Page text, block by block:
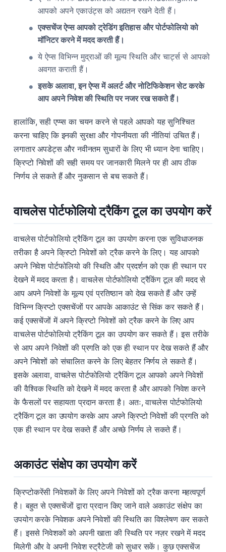
आपको अपने एकाउंट्स को अद्यतन रखने देती हैं।
एक्सचेंज ऐप्स आपको ट्रेडिंग इतिहास और पोर्टफोलियो को
मॉनिटर करने में मदद करती हैं।
ये ऐप्स विभिन्न मुद्राओं की मूल्य स्थिति और चार्ट्स से आपको
अवगत कराती हैं।
इसके अलावा, इन ऐप्स में अलर्ट और नोटिफिकेशन सेट करके
आप अपने निवेश की स्थिति पर नजर रख सकते हैं।
हालांकि, सही एप्प्स का चयन करने से पहले आपको यह सुनिश्चित
करना चाहिए कि इनकी सुरक्षा और गोपनीयता की नीतियां उचित हैं।
लगातार अपडेट्स और नवीनतम सुधारों के लिए भी ध्यान देना चाहिए।
क्रिप्टो निवेशों की सही समय पर जानकारी मिलने पर ही आप ठीक
निर्णय ले सकते हैं और नुकसान से बच सकते हैं।
वाचलेस पोर्टफोलियो ट्रैकिंग टूल का उपयोग करें
वाचलेस पोर्टफोलियो ट्रैकिंग टूल का उपयोग करना एक सुविधाजनक
तरीका है अपने क्रिप्टो निवेशों को ट्रैक करने के लिए। यह आपको
अपने निवेश पोर्टफोलियो की स्थिति और प्रदर्शन को एक ही स्थान पर
देखने में मदद करता है। वाचलेस पोर्टफोलियो ट्रैकिंग टूल की मदद से
आप अपने निवेशों के मूल्य एवं प्रतिष्ठान को देख सकते हैं और उन्हें
विभिन्न क्रिप्टो एक्सचेंजों पर आपके आकाउंट से सिंक कर सकते हैं।
कई एक्सचेंजों में अपने क्रिप्टो निवेशों को ट्रैक करने के लिए आप
वाचलेस पोर्टफोलियो ट्रैकिंग टूल का उपयोग कर सकते हैं। इस तरीके
से आप अपने निवेशों की प्रगति को एक ही स्थान पर देख सकते हैं और
अपने निवेशों को संचालित करने के लिए बेहतर निर्णय ले सकते हैं।
इसके अलावा, वाचलेस पोर्टफोलियो ट्रैकिंग टूल आपको अपने निवेशों
की वैश्विक स्थिति को देखने में मदद करता है और आपको निवेश करने
के फैसलों पर सहायता प्रदान करता है। अतः, वाचलेस पोर्टफोलियो
ट्रैकिंग टूल का उपयोग करके आप अपने क्रिप्टो निवेशों की प्रगति को
एक ही स्थान पर देख सकते हैं और अच्छे निर्णय ले सकते हैं।
अकाउंट संक्षेप का उपयोग करें
क्रिप्टोकरेंसी निवेशकों के लिए अपने निवेशों को ट्रैक करना महत्वपूर्ण
है। बहुत से एक्सचेंजों द्वारा प्रदान किए जाने वाले अकाउंट संक्षेप का
उपयोग करके निवेशक अपने निवेशों की स्थिति का विश्लेषण कर सकते
हैं। इससे निवेशकों को अपनी खाता की स्थिति पर नज़र रखने में मदद
मिलेगी और वे अपनी निवेश स्ट्रैटेजी को सुधार सकें। कुछ एक्सचेंज